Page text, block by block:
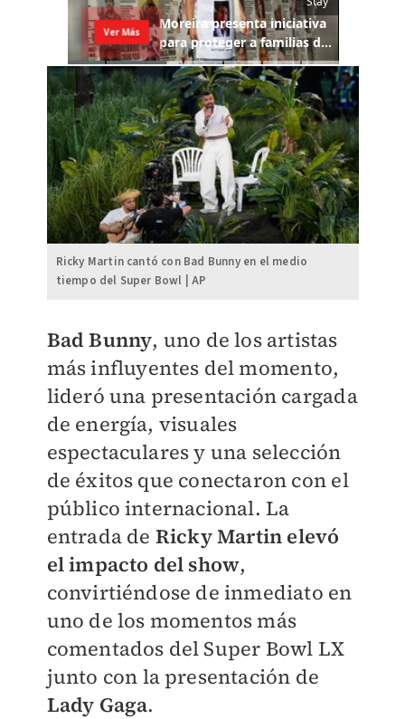
Ricky Martin cantó con Bad Bunny en el medio
tiempo del Super Bowl | AP
Bad Bunny, uno de los artistas
más influyentes del momento,
lideró una presentación cargada
de energía, visuales
espectaculares y una selección
de éxitos que conectaron con el
público internacional. La
entrada de Ricky Martin elevó
el impacto del show,
convirtiéndose de inmediato en
uno de los momentos más
comentados del Super Bowl LX
junto con la presentación de
Lady Gaga.